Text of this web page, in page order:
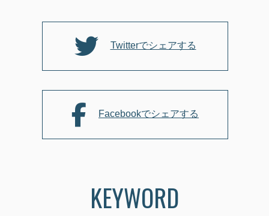
o
k
Twitterでシェアする
Facebookでシェアする
KEYWORD